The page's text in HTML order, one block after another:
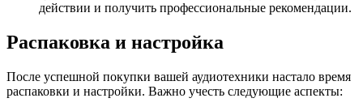
действии и получить профессиональные рекомендации.
Распаковка и настройка
После успешной покупки вашей аудиотехники настало время
распаковки и настройки. Важно учесть следующие аспекты: